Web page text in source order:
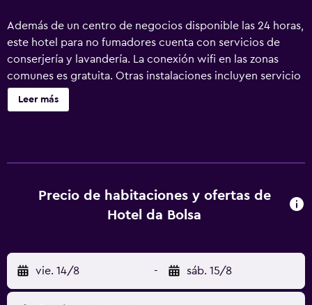
Además de un centro de negocios disponible las 24 horas,
este hotel para no fumadores cuenta con servicios de
conserjería y lavandería. La conexión wifi en las zonas
comunes es gratuita. Otras instalaciones incluyen servicio
de recepción 24 horas, periódicos gratuitos y asistencia
turística y para la compra de entradas. Hotel da Bolsa
Internet wifi gratis. Entre las comodidades especialmente
pensadas para las personas en viaje de negocios se
juegos de cama hipoalergénicos. Se pueden practicar las
actividades de ocio y esparcimiento que se indican más
abajo en las instalaciones o cerca del alojamiento (es
Leer más
Precio de habitaciones y ofertas de
Hotel da Bolsa
vie. 14/8 - sáb. 15/8